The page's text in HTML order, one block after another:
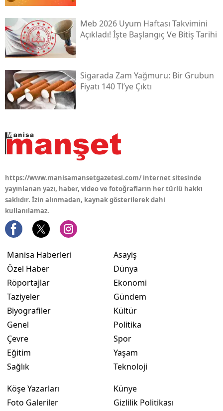
Meb 2026 Uyum Haftası Takvimini
Açıkladı! İşte Başlangıç Ve Bitiş Tarihi
Sigarada Zam Yağmuru: Bir Grubun
Fiyatı 140 Tl’ye Çıktı
https://www.manisamansetgazetesi.com/ internet sitesinde
yayınlanan yazı, haber, video ve fotoğrafların her türlü hakkı
saklıdır. İzin alınmadan, kaynak gösterilerek dahi
kullanılamaz.
Manisa Haberleri
Özel Haber
Röportajlar
Taziyeler
Biyografiler
Genel
Çevre
Eğitim
Sağlık
Asayiş
Dünya
Ekonomi
Gündem
Kültür
Politika
Spor
Yaşam
Teknoloji
Köşe Yazarları
Foto Galeriler
Künye
Gizlilik Politikası